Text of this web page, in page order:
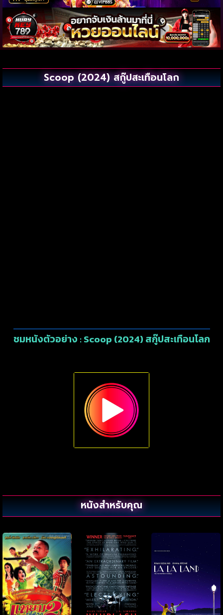
Scoop (2024) สกู๊ปสะเทือนโลก
ชมหนังตัวอย่าง : Scoop (2024) สกู๊ปสะเทือนโลก
หนังสำหรับคุณ